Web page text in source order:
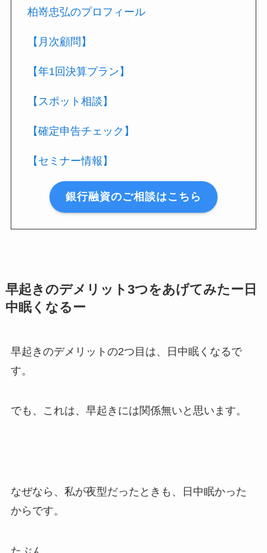
柏嵜忠弘のプロフィール
【月次顧問】
【年1回決算プラン】
【スポット相談】
【確定申告チェック】
【セミナー情報】
銀行融資のご相談はこちら
早起きのデメリット3つをあげてみたー日
中眠くなるー
早起きのデメリットの2つ目は、日中眠くなるで
す。
でも、これは、早起きには関係無いと思います。
なぜなら、私が夜型だったときも、日中眠かった
からです。